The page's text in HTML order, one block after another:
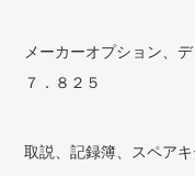
メーカーオプション、
７．８２５
取説、記録簿、スペアキ